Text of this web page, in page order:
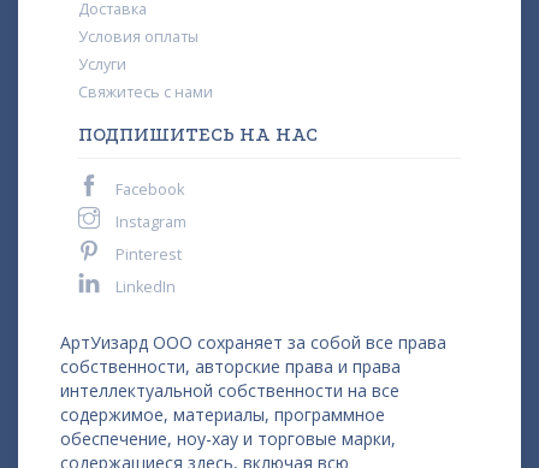
Доставка
Условия оплаты
Услуги
Свяжитесь с нами
ПОДПИШИТЕСЬ НА НАС
Facebook
Instagram
Pinterest
LinkedIn
АртУизард ООО сохраняет за собой все права
собственности, авторские права и права
интеллектуальной собственности на все
содержимое, материалы, программное
обеспечение, ноу-хау и торговые марки,
содержащиеся здесь, включая всю